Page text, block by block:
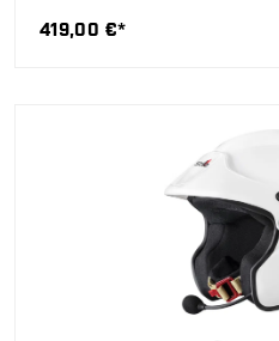
419,00 €*